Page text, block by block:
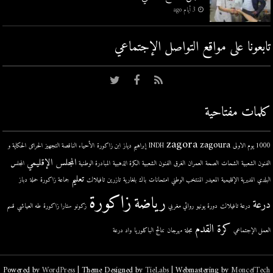
3 أيام ago
تابعونا على مواقع التواصل اﻹجتماعي
كلمات مفتاحية
1000 يوم الاولى INDH zagora zagoura إبراهيم دياز ابن زاكورة الأحياء الناقصة التجهيز الحرائق الحكاية و
الفنون الشعبية الشحات الصحة العمران الغرق الفنون الشعبية الكرة الذهبية المبادرة الوطنية المجلس الإقليمي المجلس
البلدي المديرية الإقليمية المعيدر المنتخب الوطني امتحانات باك بلغارية تازرين تافيلالت تعليم جماعة زاكورة حملة دباز
درعة درعة تافيلالت دورة يونيو روائي مغربي رياضةزاكورة زكونو ستارا زاكورة طه العياشي قسم
العمل الإجتماعي كرة القدم مجلة مهرجان نتائج الباكلوريا واد درعة